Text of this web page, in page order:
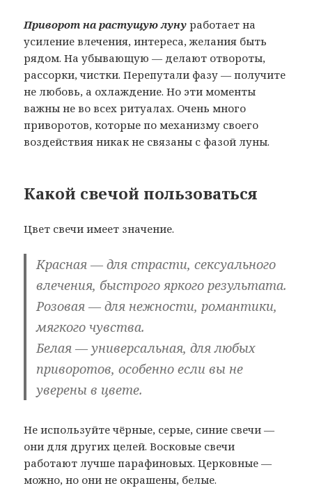
Приворот на растущую луну работает на
усиление влечения, интереса, желания быть
рядом. На убывающую — делают отвороты,
рассорки, чистки. Перепутали фазу — получите
не любовь, а охлаждение. Но эти моменты
важны не во всех ритуалах. Очень много
приворотов, которые по механизму своего
воздействия никак не связаны с фазой луны.
Какой свечой пользоваться
Цвет свечи имеет значение.
Красная — для страсти, сексуального
влечения, быстрого яркого результата.
Розовая — для нежности, романтики,
мягкого чувства.
Белая — универсальная, для любых
приворотов, особенно если вы не
уверены в цвете.
Не используйте чёрные, серые, синие свечи —
они для других целей. Восковые свечи
работают лучше парафиновых. Церковные —
можно, но они не окрашены, белые.